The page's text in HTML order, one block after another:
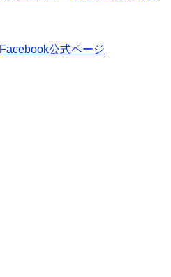
Facebook公式ページ